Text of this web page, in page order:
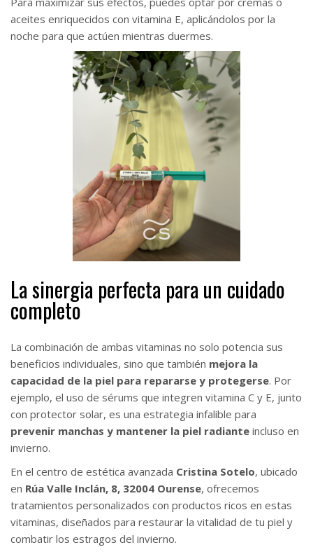
aceites enriquecidos con vitamina E, aplicándolos por la
noche para que actúen mientras duermes.
La sinergia perfecta para un cuidado
completo
La combinación de ambas vitaminas no solo potencia sus
beneficios individuales, sino que también mejora la
capacidad de la piel para repararse y protegerse. Por
ejemplo, el uso de sérums que integren vitamina C y E, junto
con protector solar, es una estrategia infalible para
prevenir manchas y mantener la piel radiante incluso en
invierno.
En el centro de estética avanzada Cristina Sotelo, ubicado
en Rúa Valle Inclán, 8, 32004 Ourense, ofrecemos
tratamientos personalizados con productos ricos en estas
vitaminas, diseñados para restaurar la vitalidad de tu piel y
combatir los estragos del invierno.